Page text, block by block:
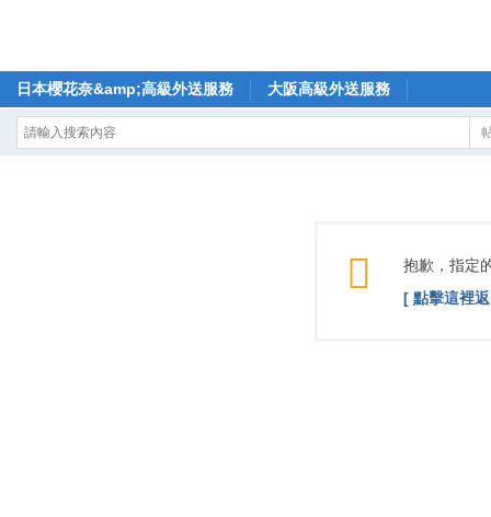
日本櫻花奈&amp;高級外送服務 大阪高級外送服務
抱歉，指定
[ 點擊這裡